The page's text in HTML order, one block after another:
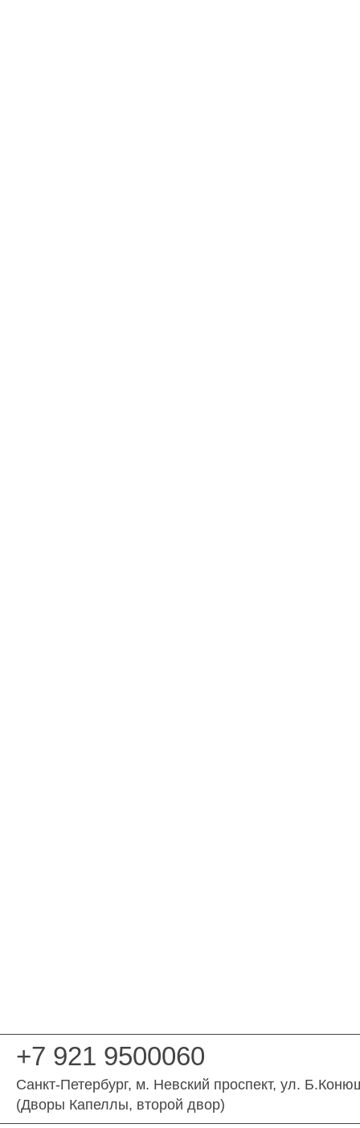
+7 921 9500060
Санкт-Петербург, м. Невский проспект, ул.
(Дворы Капеллы, второй двор)